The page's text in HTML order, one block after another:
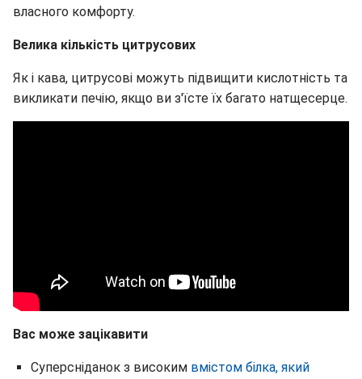
власного комфорту.
Велика кількість цитрусових
Як і кава, цитрусові можуть підвищити кислотність та
викликати печію, якщо ви з'їсте їх багато натщесерце.
Вас може зацікавити
Суперсніданок з високим вмістом білка, який